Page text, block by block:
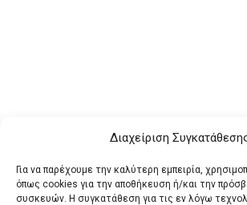
Διαχείριση
Για να παρέχουμε την καλύτερη εμπειρία,
όπως cookies για την αποθήκευση ή/και την
συσκευών. Η συγκατάθεση για τις εν λόγω